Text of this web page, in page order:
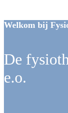
Welkom bij
De
e.o.